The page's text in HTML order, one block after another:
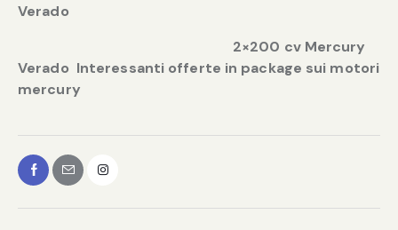
Verado
2×200 cv Mercury
Verado Interessanti offerte in package sui motori
mercury